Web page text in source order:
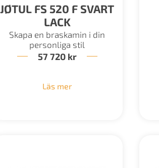
JØTUL FS 520 F SVART
LACK
Skapa en braskamin i din
personliga stil
57 720 kr
Läs mer